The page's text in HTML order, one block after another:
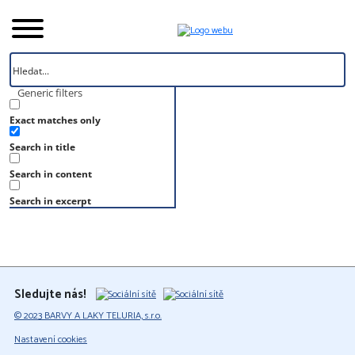
Generic filters
Exact matches only
Search in title
Search in content
Search in excerpt
Úvod
Vzorník
RAL 220 70 15
RAL 220 70 15
Sledujte nás!
© 2023 BARVY A LAKY TELURIA, s.r.o.
Nastavení cookies